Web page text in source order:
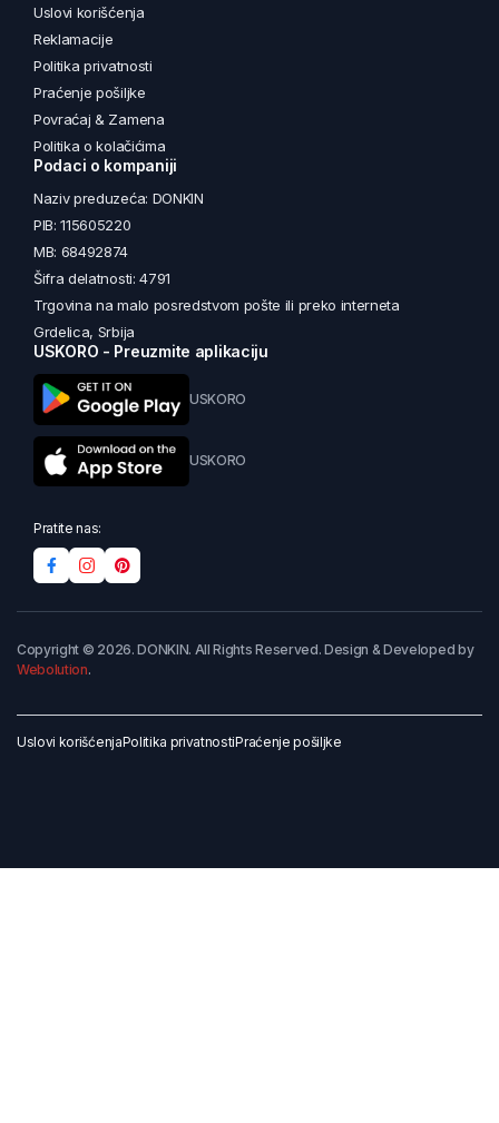
Uslovi korišćenja
Reklamacije
Politika privatnosti
Praćenje pošiljke
Povraćaj & Zamena
Politika o kolačićima
Podaci o kompaniji
Naziv preduzeća: DONKIN
PIB: 115605220
MB: 68492874
Šifra delatnosti: 4791
Trgovina na malo posredstvom pošte ili preko interneta
Grdelica, Srbija
USKORO - Preuzmite aplikaciju
USKORO
USKORO
Pratite nas:
Copyright © 2026. DONKIN. All Rights Reserved. Design & Developed by
Webolution.
Uslovi korišćenjaPolitika privatnostiPraćenje pošiljke